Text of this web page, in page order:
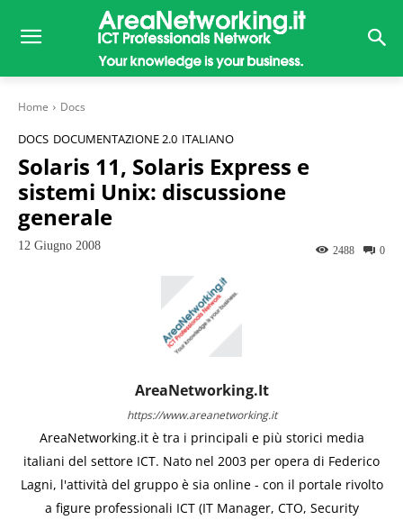
Home Docs
DOCS DOCUMENTAZIONE 2.0 ITALIANO
Solaris 11, Solaris Express e
sistemi Unix: discussione
generale
12 Giugno 2008 0
2488
AreaNetworking.it
https://www.areanetworking.it
AreaNetworking.it è tra i principali e più storici media
italiani del settore ICT. Nato nel 2003 per opera di Federico
Lagni, l'attività del gruppo è sia online - con il portale rivolto
a figure professionali ICT (IT Manager, CTO, Security